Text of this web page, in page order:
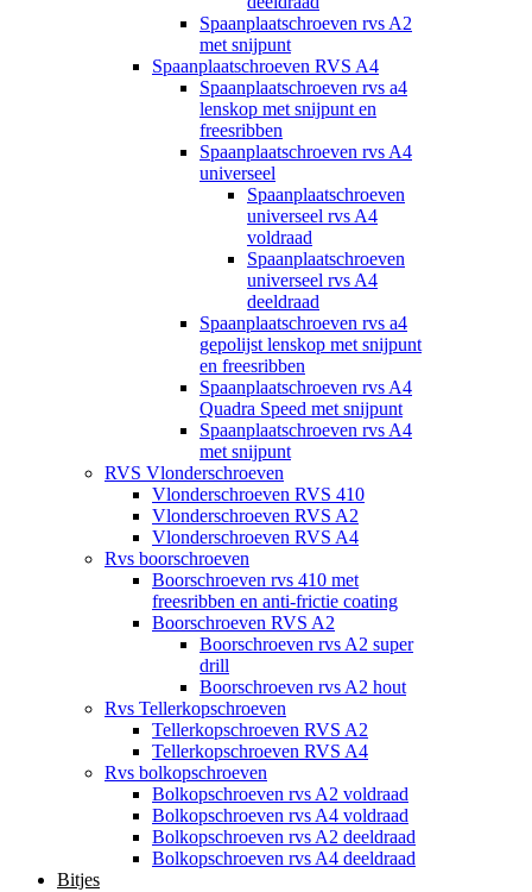
Spaanplaatschroeven rvs A2
met snijpunt
Spaanplaatschroeven RVS A4
Spaanplaatschroeven rvs a4
lenskop met snijpunt en
freesribben
Spaanplaatschroeven rvs A4
universeel
Spaanplaatschroeven
universeel rvs A4
voldraad
Spaanplaatschroeven
universeel rvs A4
deeldraad
Spaanplaatschroeven rvs a4
gepolijst lenskop met snijpunt
en freesribben
Spaanplaatschroeven rvs A4
Quadra Speed met snijpunt
Spaanplaatschroeven rvs A4
met snijpunt
RVS Vlonderschroeven
Vlonderschroeven RVS 410
Vlonderschroeven RVS A2
Vlonderschroeven RVS A4
Rvs boorschroeven
Boorschroeven rvs 410 met
freesribben en anti-frictie coating
Boorschroeven RVS A2
Boorschroeven rvs A2 super
drill
Boorschroeven rvs A2 hout
Rvs Tellerkopschroeven
Tellerkopschroeven RVS A2
Tellerkopschroeven RVS A4
Rvs bolkopschroeven
Bolkopschroeven rvs A2 voldraad
Bolkopschroeven rvs A4 voldraad
Bolkopschroeven rvs A2 deeldraad
Bolkopschroeven rvs A4 deeldraad
Bitjes